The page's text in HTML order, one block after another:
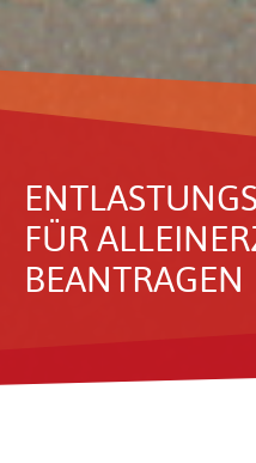
FÜR
BEAN­TRAGEN